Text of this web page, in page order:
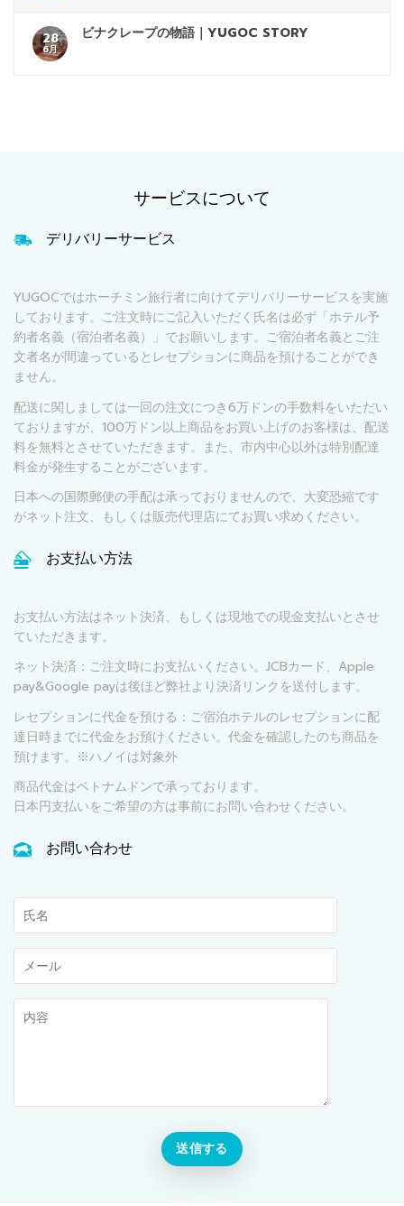
28
6月
ビナクレープの物語｜YUGOC STORY
サービスについて
デリバリーサービス
YUGOCではホーチミン旅行者に向けてデリバリーサービスを実施
しております。ご注文時にご記入いただく氏名は必ず「ホテル予
約者名義（宿泊者名義）」でお願いします。ご宿泊者名義とご注
文者名が間違っているとレセプションに商品を預けることができ
ません。
配送に関しましては一回の注文につき6万ドンの手数料をいただい
ておりますが、100万ドン以上商品をお買い上げのお客様は、配送
料を無料とさせていただきます。また、市内中心以外は特別配達
料金が発生することがございます。
日本への国際郵便の手配は承っておりませんので、大変恐縮です
がネット注文、もしくは販売代理店にてお買い求めください。
お支払い方法
お支払い方法はネット決済、もしくは現地での現金支払いとさせ
ていただきます。
ネット決済：ご注文時にお支払いください。JCBカード、Apple
pay&Google payは後ほど弊社より決済リンクを送付します。
レセプションに代金を預ける：ご宿泊ホテルのレセプションに配
達日時までに代金をお預けください。代金を確認したのち商品を
預けます。※ハノイは対象外
商品代金はベトナムドンで承っております。
日本円支払いをご希望の方は事前にお問い合わせください。
お問い合わせ